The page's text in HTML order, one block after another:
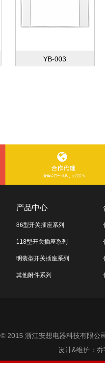
YB-003
产品中心
86型开关插座系列
118型开关插座系列
明装型开关插座系列
其他附件系列
© 2015 浙江安想电器科技有限
设计&维护：